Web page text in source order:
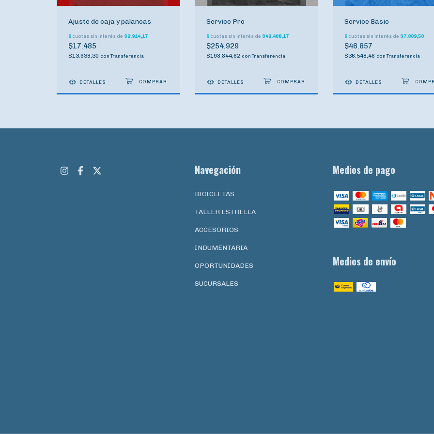
Ajuste de caja y palancas
6 cuotas sin interés de $2.914,17
$17.485
$13.638,30 con Transferencia
DETALLES
Service Pro
6 cuotas sin interés de $42.488,17
$254.929
$198.844,62 con Transferencia
DETALLES
Service Basic
6 cuotas sin interés de $7.809,50
$46.857
$36.548,46 con Transferencia
DETALLES
Navegación
BICICLETAS
TALLER ESTRELLA
ACCESORIOS
INDUMENTARIA
OPORTUNIDADES
SUCURSALES
Medios de pago
Medios de envío